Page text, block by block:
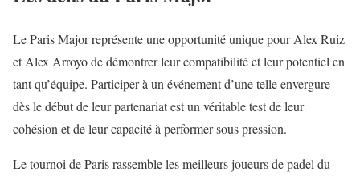
Le Paris Major représente une opportunité unique pour Alex Ruiz
et Alex Arroyo de démontrer leur compatibilité et leur potentiel en
tant qu’équipe. Participer à un événement d’une telle envergure
dès le début de leur partenariat est un véritable test de leur
cohésion et de leur capacité à performer sous pression.
Le tournoi de Paris rassemble les meilleurs joueurs de padel du